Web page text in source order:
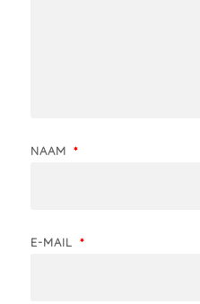
NAAM *
E-MAIL *